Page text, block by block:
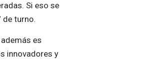
Si eso se
de turno.
es
innovadores y